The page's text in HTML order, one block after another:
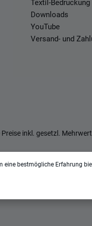
Textil-Bedruckung
Downloads
YouTube
Versand- und
Preise inkl. gesetzl.
eine bestmögliche Erfahrung